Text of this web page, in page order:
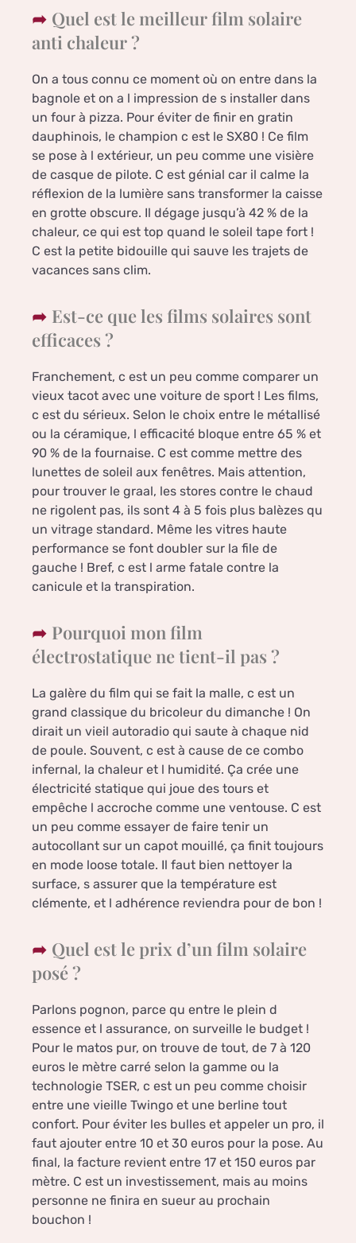
Quel est le meilleur film solaire
anti chaleur ?
On a tous connu ce moment où on entre dans la
bagnole et on a l impression de s installer dans
un four à pizza. Pour éviter de finir en gratin
dauphinois, le champion c est le SX80 ! Ce film
se pose à l extérieur, un peu comme une visière
de casque de pilote. C est génial car il calme la
réflexion de la lumière sans transformer la caisse
en grotte obscure. Il dégage jusqu’à 42 % de la
chaleur, ce qui est top quand le soleil tape fort !
C est la petite bidouille qui sauve les trajets de
vacances sans clim.
Est-ce que les films solaires sont
efficaces ?
Franchement, c est un peu comme comparer un
vieux tacot avec une voiture de sport ! Les films,
c est du sérieux. Selon le choix entre le métallisé
ou la céramique, l efficacité bloque entre 65 % et
90 % de la fournaise. C est comme mettre des
lunettes de soleil aux fenêtres. Mais attention,
pour trouver le graal, les stores contre le chaud
ne rigolent pas, ils sont 4 à 5 fois plus balèzes qu
un vitrage standard. Même les vitres haute
performance se font doubler sur la file de
gauche ! Bref, c est l arme fatale contre la
canicule et la transpiration.
Pourquoi mon film
électrostatique ne tient-il pas ?
La galère du film qui se fait la malle, c est un
grand classique du bricoleur du dimanche ! On
dirait un vieil autoradio qui saute à chaque nid
de poule. Souvent, c est à cause de ce combo
infernal, la chaleur et l humidité. Ça crée une
électricité statique qui joue des tours et
empêche l accroche comme une ventouse. C est
un peu comme essayer de faire tenir un
autocollant sur un capot mouillé, ça finit toujours
en mode loose totale. Il faut bien nettoyer la
surface, s assurer que la température est
clémente, et l adhérence reviendra pour de bon !
Quel est le prix d’un film solaire
posé ?
Parlons pognon, parce qu entre le plein d
essence et l assurance, on surveille le budget !
Pour le matos pur, on trouve de tout, de 7 à 120
euros le mètre carré selon la gamme ou la
technologie TSER, c est un peu comme choisir
entre une vieille Twingo et une berline tout
confort. Pour éviter les bulles et appeler un pro, il
faut ajouter entre 10 et 30 euros pour la pose. Au
final, la facture revient entre 17 et 150 euros par
mètre. C est un investissement, mais au moins
personne ne finira en sueur au prochain
bouchon !